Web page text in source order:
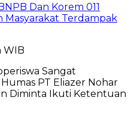
Dan Korem 011
Masyarakat Terdampak
WIB